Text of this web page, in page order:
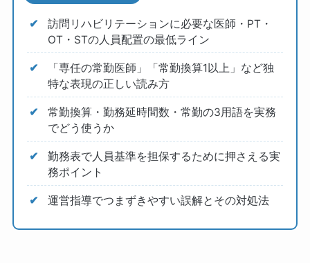
訪問リハビリテーションに必要な医師・PT・
OT・STの人員配置の最低ライン
「専任の常勤医師」「常勤換算1以上」など独
特な表現の正しい読み方
常勤換算・勤務延時間数・常勤の3用語を実務
でどう使うか
勤務表で人員基準を担保するために押さえる実
務ポイント
運営指導でつまずきやすい誤解とその対処法